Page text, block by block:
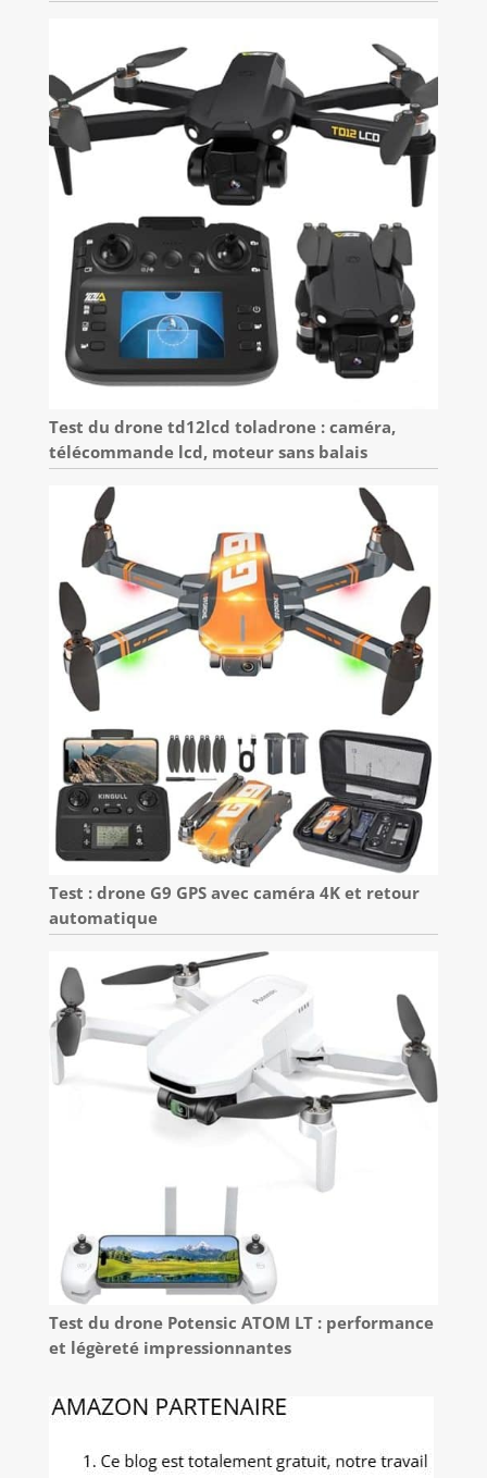
Test du drone td12lcd toladrone : caméra,
télécommande lcd, moteur sans balais
Test : drone G9 GPS avec caméra 4K et retour
automatique
Test du drone Potensic ATOM LT : performance
et légèreté impressionnantes